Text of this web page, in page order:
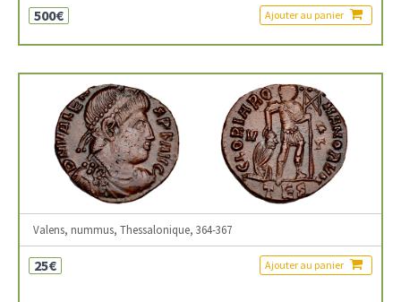
500€ Ajouter au panier
Valens, nummus, Thessalonique, 364-367
25€ Ajouter au panier